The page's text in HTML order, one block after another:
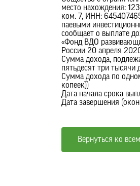
место нахождения:
ком. 7, ИНН:
паевыми
сообщает о выплате
«Фонд ВДО
России 20 апреля
Сумма дохода,
пятьдесят три тысячи
Сумма дохода по
копеек))
Дата начала срока
Дата завершения
Вернуться ко